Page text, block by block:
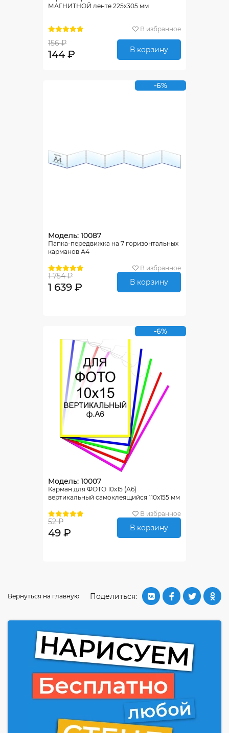
МАГНИТНОЙ ленте 225х305 мм
В избранное
156 ₽
144 ₽ В корзину
-6%
Модель: 10087
Папка-передвижка на 7 горизонтальных
карманов А4
В избранное
1 754 ₽
1 639 ₽ В корзину
-6%
Модель: 10007
Карман для ФОТО 10х15 (А6)
вертикальный самоклеящийся 110х155 мм
В избранное
52 ₽
49 ₽ В корзину
Поделиться:
Вернуться на главную